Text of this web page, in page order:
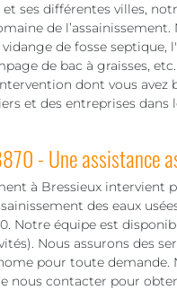
ses différentes villes,
de
de fosse septique,
de bac à graisses,
dont vous avez
et des entreprises dans
- Une assistance
à Bressieux
des eaux
Notre équipe est
Nous assurons des
pour toute demande.
nous contacter pour